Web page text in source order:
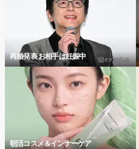
再婚発表 お相手は妊娠中
朝活コスメ＆インナーケア